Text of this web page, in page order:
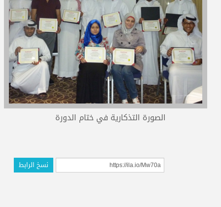
الصورة التذكارية في ختام الدورة
نسخ الرابط